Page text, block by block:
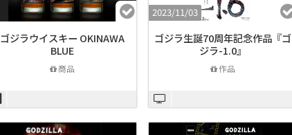
ゴジラウイスキー OKINAWA
BLUE
商品
2023/11/03
ゴジラ生誕70周年記念作品『ゴ
ジラ-1.0』
作品